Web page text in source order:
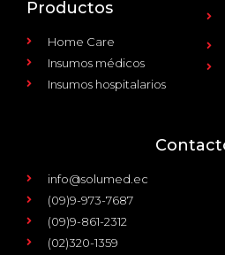
Productos
Home Care
Insumos médicos
Insumos hospitalarios
info@solumed.ec
(09)9-973-7687
(09)9-861-2312
(02)320-1359